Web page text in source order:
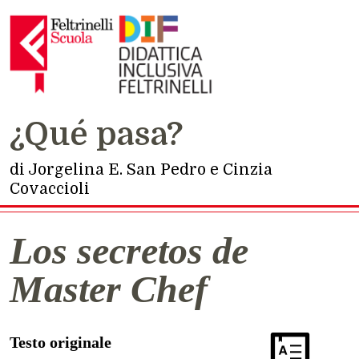
Navigazione principale
¿Qué pasa?
di Jorgelina E. San Pedro e Cinzia
Covaccioli
Los secretos de
Master Chef
Testo originale